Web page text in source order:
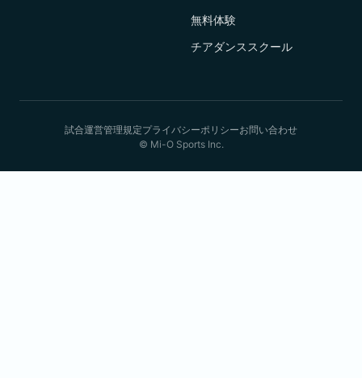
無料体験
チアダンススクール
試合運営管理規定プライバシーポリシーお問い合わせ
© Mi-O Sports Inc.